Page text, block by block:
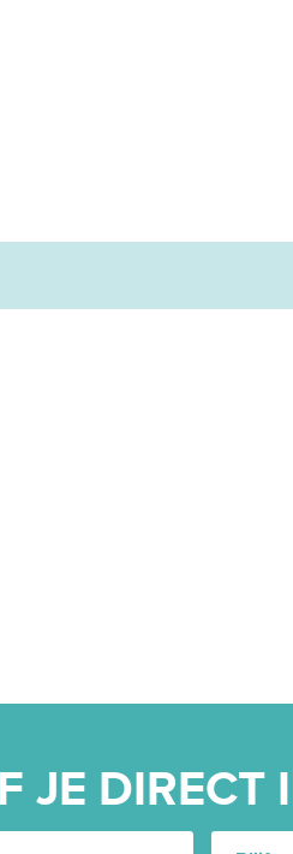
JE DIRECT